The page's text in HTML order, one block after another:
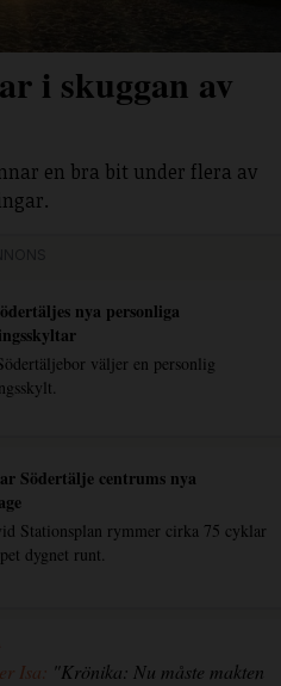
i skuggan av
en bra bit under flera av
nya personliga
väljer en personlig
Södertälje centrums nya
Stationsplan rymmer cirka 75 cyklar
dygnet runt.
Isa: "Krönika: Nu måste makten